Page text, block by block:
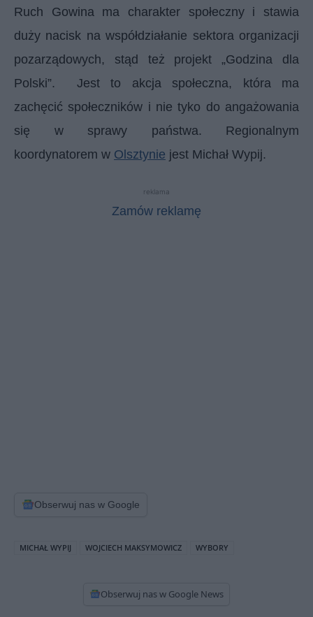
Ruch Gowina ma charakter społeczny i stawia
duży nacisk na współdziałanie sektora organizacji
pozarządowych, stąd też projekt „Godzina dla
Polski”. Jest to akcja społeczna, która ma
zachęcić społeczników i nie tyko do angażowania
się w sprawy państwa. Regionalnym
koordynatorem w Olsztynie jest Michał Wypij.
reklama
Zamów reklamę
Obserwuj nas w Google
MICHAŁ WYPIJ WOJCIECH MAKSYMOWICZ WYBORY
Obserwuj nas w Google News